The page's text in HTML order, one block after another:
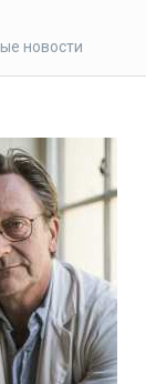
новости